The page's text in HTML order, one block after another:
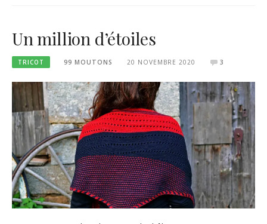
Un million d’étoiles
TRICOT 99 MOUTONS 20 NOVEMBRE 2020 3